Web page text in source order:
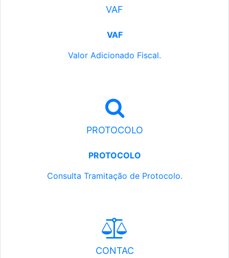
VAF
VAF
Valor Adicionado Fiscal.
PROTOCOLO
PROTOCOLO
Consulta Tramitação de Protocolo.
CONTAC